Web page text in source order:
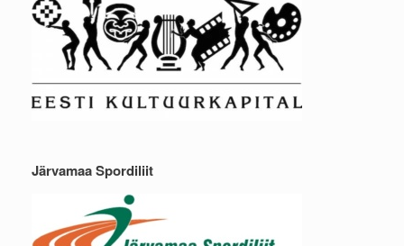
Järvamaa Spordiliit